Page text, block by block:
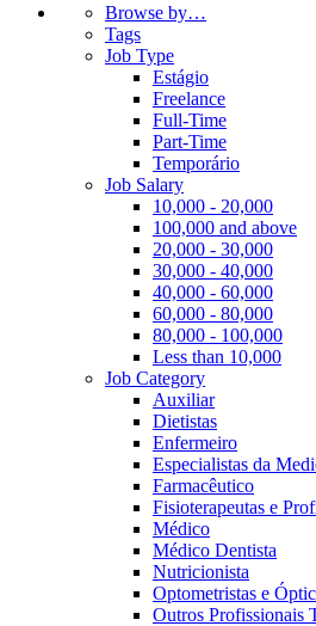
Browse by…
Tags
Job Type
Estágio
Freelance
Full-Time
Part-Time
Temporário
Job Salary
10,000 - 20,000
100,000 and above
20,000 - 30,000
30,000 - 40,000
40,000 - 60,000
60,000 - 80,000
80,000 - 100,000
Less than 10,000
Job Category
Auxiliar
Dietistas
Enfermeiro
Especialistas da
Farmacêutico
Fisioterapeutas e
Médico
Médico Dentista
Nutricionista
Optometristas e
Outros Profissionais